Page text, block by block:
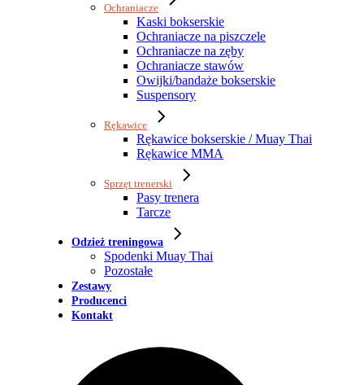
Ochraniacze
Kaski bokserskie
Ochraniacze na piszczele
Ochraniacze na zęby
Ochraniacze stawów
Owijki/bandaże bokserskie
Suspensory
Rękawice
Rękawice bokserskie / Muay Thai
Rękawice MMA
Sprzęt trenerski
Pasy trenera
Tarcze
Odzież treningowa
Spodenki Muay Thai
Pozostałe
Zestawy
Producenci
Kontakt